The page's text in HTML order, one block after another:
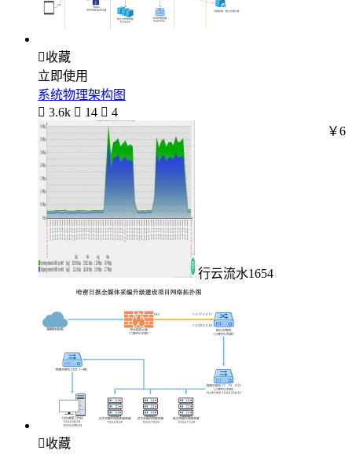
收藏
立即使用
系统物理架构图
 3.6k  14  4
行云流水1654
￥6
收藏